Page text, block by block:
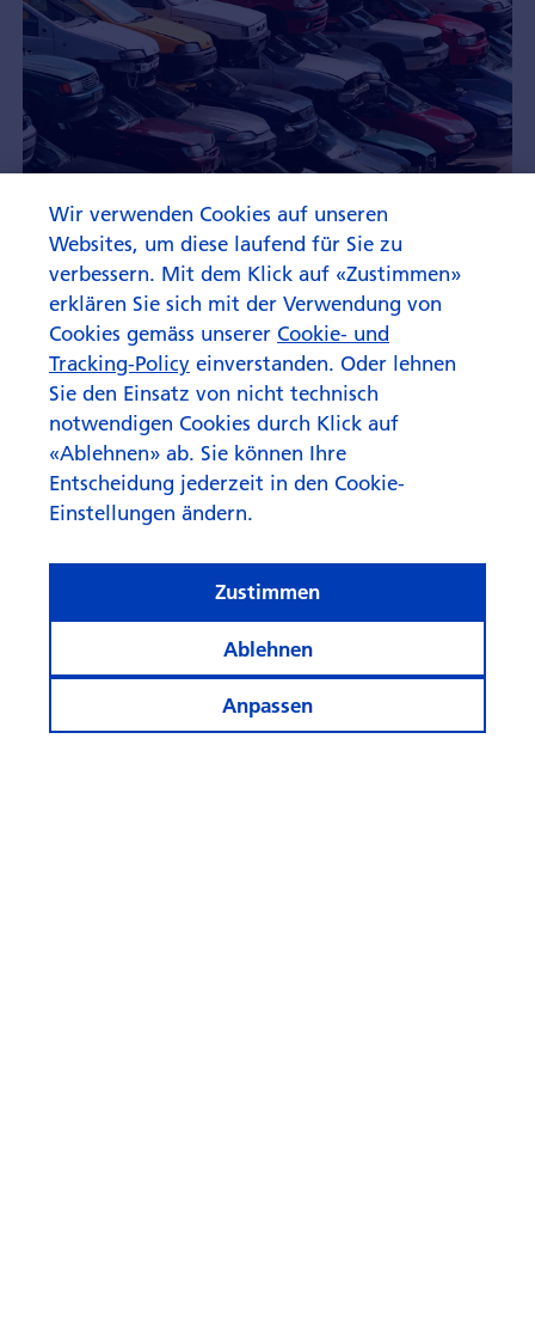
Kreis­lauf­wirtschaft: Schrott
Wir verwenden Cookies auf unseren
Websites, um diese laufend für Sie zu
verbessern. Mit dem Klick auf «Zustimmen»
erklären Sie sich mit der Verwendung von
Cookies gemäss unserer Cookie- und
Tracking-Policy einverstanden. Oder lehnen
Sie den Einsatz von nicht technisch
notwendigen Cookies durch Klick auf
«Ablehnen» ab. Sie können Ihre
Entscheidung jederzeit in den Cookie-
Einstellungen ändern.
Anpassen
Ablehnen
Zustimmen